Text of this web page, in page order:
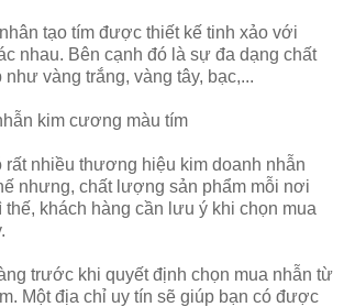
tạo tím được thiết kế tinh xảo với
nhau. Bên cạnh đó là sự đa dạng chất
vàng trắng, vàng tây, bạc,...
kim cương màu tím
rất nhiều thương hiệu kim doanh nhẫn
nhưng, chất lượng sản phẩm mỗi nơi
thế, khách hàng cần lưu ý khi chọn mua
trước khi quyết định chọn mua nhẫn từ
Một địa chỉ uy tín sẽ giúp bạn có được